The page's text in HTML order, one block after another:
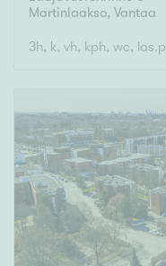
Martinlaakso, Vantaa
3h, k, vh, kph, wc, las.p